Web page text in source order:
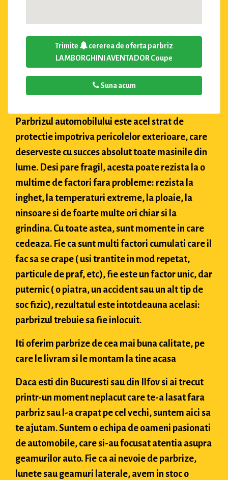
Trimite
cererea de oferta parbriz
LAMBORGHINI AVENTADOR Coupe
Suna acum
Parbrizul automobilului este acel strat de
protectie impotriva pericolelor exterioare, care
deserveste cu succes absolut toate masinile din
lume. Desi pare fragil, acesta poate rezista la o
multime de factori fara probleme: rezista la
inghet, la temperaturi extreme, la ploaie, la
ninsoare si de foarte multe ori chiar si la
grindina. Cu toate astea, sunt momente in care
cedeaza. Fie ca sunt multi factori cumulati care il
fac sa se crape ( usi trantite in mod repetat,
particule de praf, etc), fie este un factor unic, dar
puternic ( o piatra, un accident sau un alt tip de
soc fizic), rezultatul este intotdeauna acelasi:
parbrizul trebuie sa fie inlocuit.
Iti oferim parbrize de cea mai buna calitate, pe
care le livram si le montam la tine acasa
Daca esti din Bucuresti sau din Ilfov si ai trecut
printr-un moment neplacut care te-a lasat fara
parbriz sau l-a crapat pe cel vechi, suntem aici sa
te ajutam. Suntem o echipa de oameni pasionati
de automobile, care si-au focusat atentia asupra
geamurilor auto. Fie ca ai nevoie de parbrize,
lunete sau geamuri laterale, avem in stoc o